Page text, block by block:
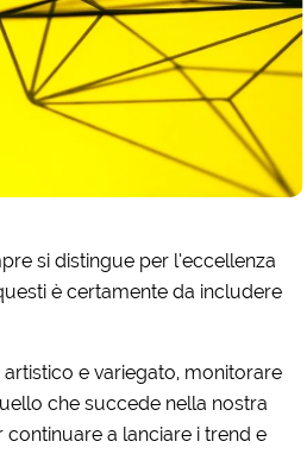
si distingue per l’eccellenza
è certamente da includere
e variegato, monitorare
che succede nella nostra
a lanciare i trend e